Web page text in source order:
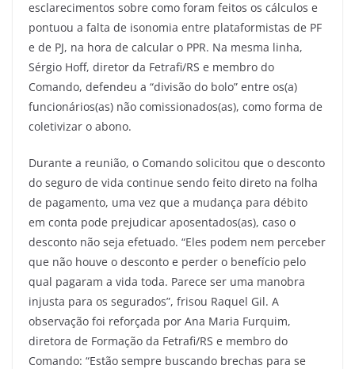
esclarecimentos sobre como foram feitos os cálculos e
pontuou a falta de isonomia entre plataformistas de PF
e de PJ, na hora de calcular o PPR. Na mesma linha,
Sérgio Hoff, diretor da Fetrafi/RS e membro do
Comando, defendeu a “divisão do bolo” entre os(a)
funcionários(as) não comissionados(as), como forma de
coletivizar o abono.
Durante a reunião, o Comando solicitou que o desconto
do seguro de vida continue sendo feito direto na folha
de pagamento, uma vez que a mudança para débito
em conta pode prejudicar aposentados(as), caso o
desconto não seja efetuado. “Eles podem nem perceber
que não houve o desconto e perder o benefício pelo
qual pagaram a vida toda. Parece ser uma manobra
injusta para os segurados”, frisou Raquel Gil. A
observação foi reforçada por Ana Maria Furquim,
diretora de Formação da Fetrafi/RS e membro do
Comando: “Estão sempre buscando brechas para se